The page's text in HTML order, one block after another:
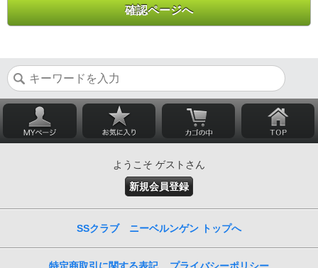
ようこそ ゲストさん
新規会員登録
SSクラブ ニーベルンゲン トップへ